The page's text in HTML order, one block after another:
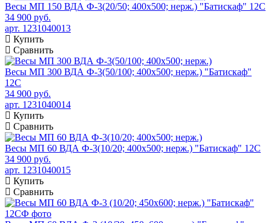
Весы МП 150 ВДА Ф-3(20/50; 400х500; нерж.) "Батискаф" 12С
34 900 руб.
арт. 1231040013
Купить
Сравнить
Весы МП 300 ВДА Ф-3(50/100; 400х500; нерж.) "Батискаф"
12С
34 900 руб.
арт. 1231040014
Купить
Сравнить
Весы МП 60 ВДА Ф-3(10/20; 400х500; нерж.) "Батискаф" 12С
34 900 руб.
арт. 1231040015
Купить
Сравнить